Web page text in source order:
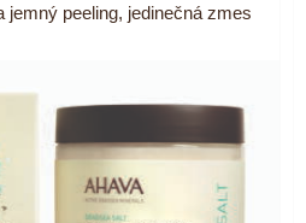
jemný peeling, jedinečná zmes